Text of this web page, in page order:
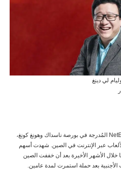
لي دينغ
دينغ هو الرئيس التنفيذي لشركة NetEase المُدرجة في بورصة ناسداك وهونغ كونغ،
عبر الإنترنت في الصين. شهدت أسهم
خلال الأشهر الأخيرة بعد أن خففت الصين
الأجنبية بعد حملة استمرت لمدة عامين.